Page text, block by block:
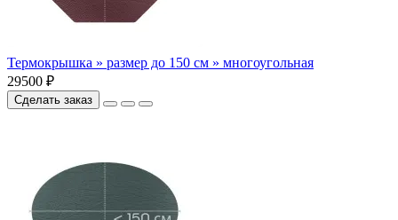
Термокрышка » размер до 150 см » многоугольная
29500 ₽
Сделать заказ